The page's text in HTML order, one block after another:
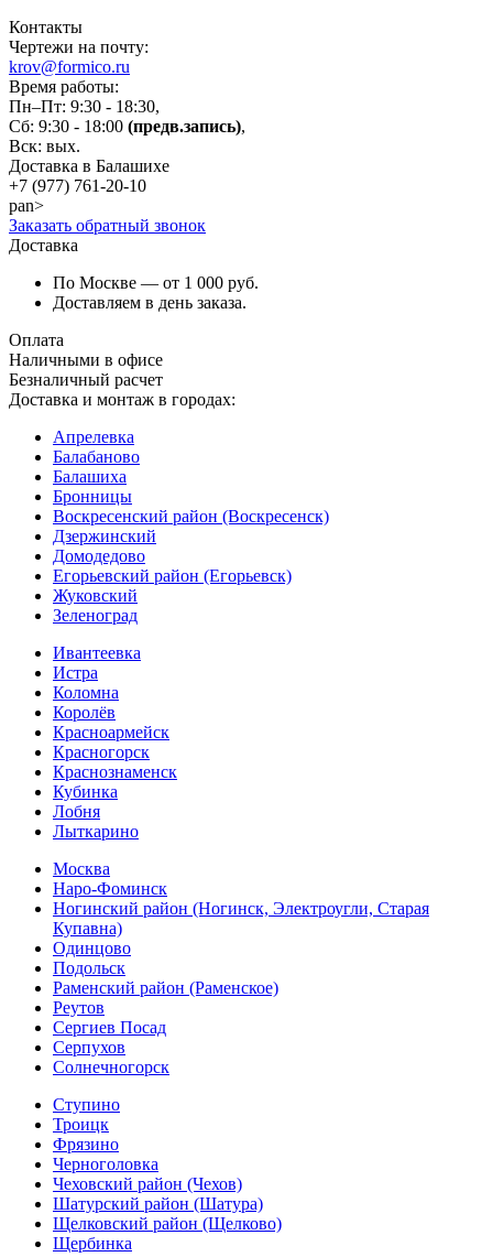
Контакты
Чертежи на почту:
krov@formico.ru
Время работы:
Пн–Пт: 9:30 - 18:30,
Сб: 9:30 - 18:00 (предв.запись),
Вск: вых.
Доставка в Балашихе
+7 (977) 761-20-10
pan>
Заказать обратный звонок
Доставка
По Москве — от 1 000 руб.
Доставляем в день заказа.
Оплата
Наличными в офисе
Безналичный расчет
Доставка и монтаж в городах:
Апрелевка
Балабаново
Балашиха
Бронницы
Воскресенский район (Воскресенск)
Дзержинский
Домодедово
Егорьевский район (Егорьевск)
Жуковский
Зеленоград
Ивантеевка
Истра
Коломна
Королёв
Красноармейск
Красногорск
Краснознаменск
Кубинка
Лобня
Лыткарино
Москва
Наро-Фоминск
Ногинский район (Ногинск, Электроугли, Старая
Купавна)
Одинцово
Подольск
Раменский район (Раменское)
Реутов
Сергиев Посад
Серпухов
Солнечногорск
Ступино
Троицк
Фрязино
Черноголовка
Чеховский район (Чехов)
Шатурский район (Шатура)
Щелковский район (Щелково)
Щербинка